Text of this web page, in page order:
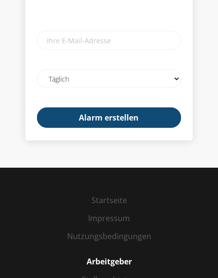
frequency
Startseite
Impressum
Nutzungsbedingungen
Arbeitgeber